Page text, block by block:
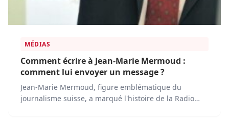
MÉDIAS
Comment écrire à Jean-Marie Mermoud :
comment lui envoyer un message ?
Jean-Marie Mermoud, figure emblématique du
journalisme suisse, a marqué l'histoire de la Radio